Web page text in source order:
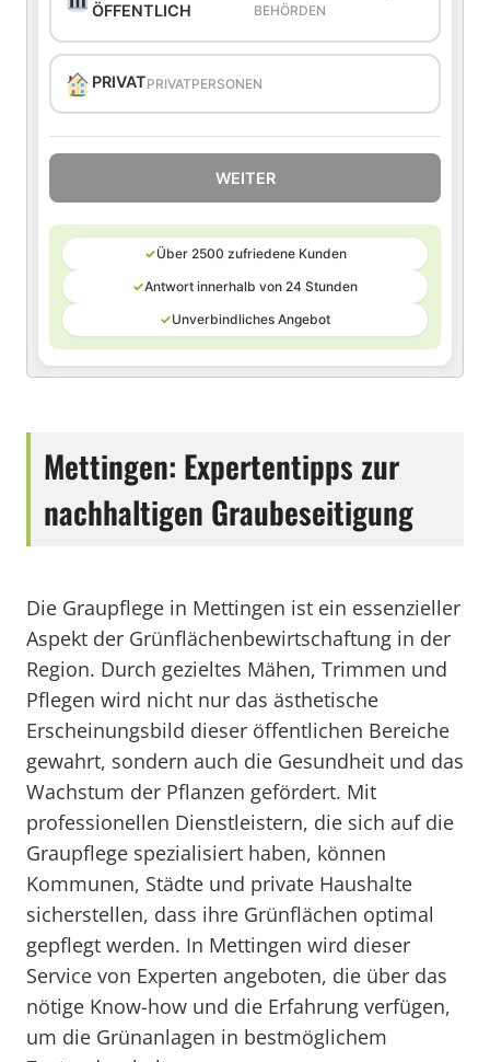
ÖFFENTLICH
BEHÖRDEN
PRIVATPRIVATPERSONEN
WEITER
✓Über 2500 zufriedene Kunden
✓Antwort innerhalb von 24 Stunden
✓Unverbindliches Angebot
Mettingen: Expertentipps zur
nachhaltigen Graubeseitigung
Die Graupflege in Mettingen ist ein essenzieller
Aspekt der Grünflächenbewirtschaftung in der
Region. Durch gezieltes Mähen, Trimmen und
Pflegen wird nicht nur das ästhetische
Erscheinungsbild dieser öffentlichen Bereiche
gewahrt, sondern auch die Gesundheit und das
Wachstum der Pflanzen gefördert. Mit
professionellen Dienstleistern, die sich auf die
Graupflege spezialisiert haben, können
Kommunen, Städte und private Haushalte
sicherstellen, dass ihre Grünflächen optimal
gepflegt werden. In Mettingen wird dieser
Service von Experten angeboten, die über das
nötige Know-how und die Erfahrung verfügen,
um die Grünanlagen in bestmöglichem